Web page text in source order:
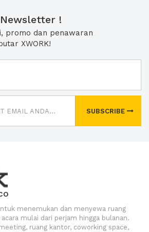
!
promo dan penawaran
XWORK!
SUBSCRIBE
menemukan dan menyewa ruang
mulai dari perjam hingga bulanan.
ruang kantor, coworking space,